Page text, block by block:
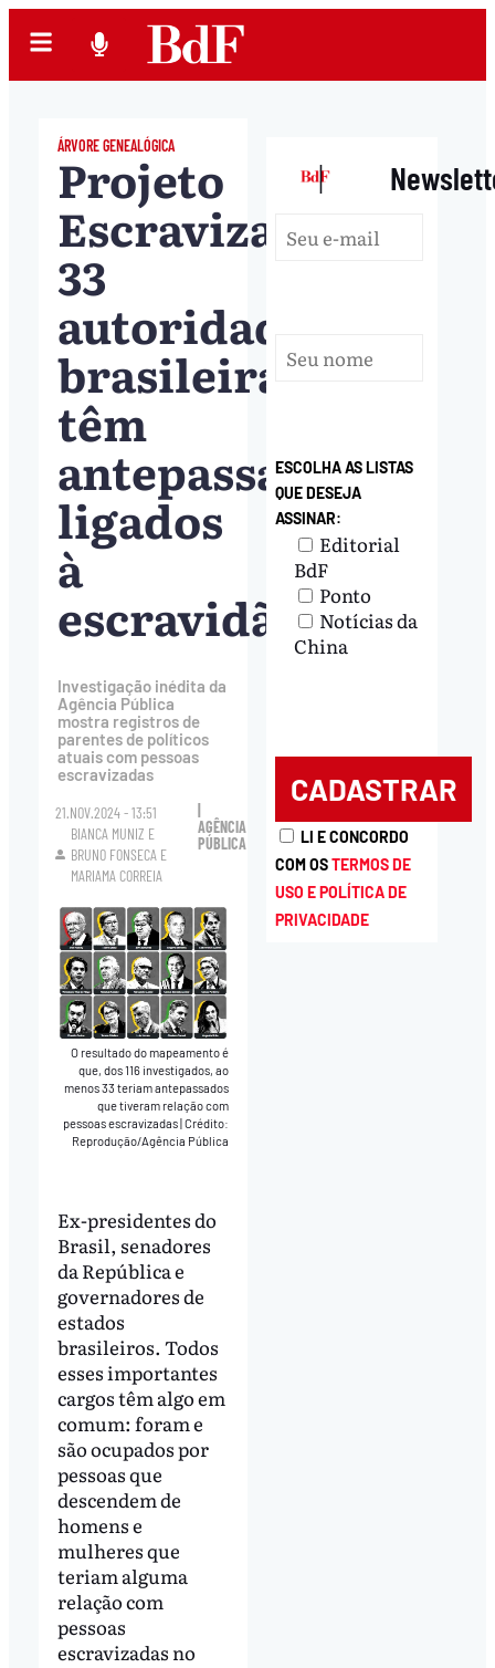
ÁRVORE GENEALÓGICA
Projeto
Escravizadores:
33
autoridades
brasileiras
têm
antepassados
ligados
à
escravidão
Investigação inédita da
Agência Pública
mostra registros de
parentes de políticos
atuais com pessoas
escravizadas
21.NOV.2024 - 13:51
BIANCA MUNIZ E
BRUNO FONSECA E
MARIAMA CORREIA
AGÊNCIA
PÚBLICA
O resultado do mapeamento é
que, dos 116 investigados, ao
menos 33 teriam antepassados
que tiveram relação com
pessoas escravizadas Crédito:
Reprodução/Agência Pública
Ex-presidentes do
Brasil, senadores
da República e
governadores de
estados
brasileiros. Todos
esses importantes
cargos têm algo em
comum: foram e
são ocupados por
pessoas que
descendem de
homens e
mulheres que
teriam alguma
relação com
pessoas
escravizadas no
|
ESCOLHA AS LISTAS
QUE DESEJA
ASSINAR:
Editorial
BdF
Ponto
Notícias da
China
LI E CONCORDO
COM OSTERMOS DE
USO E POLÍTICA DE
PRIVACIDADE